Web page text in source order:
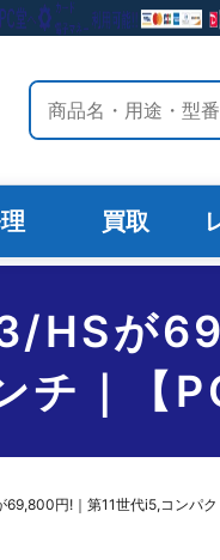
サイト内検索
買取
HSが
チ｜【
円!｜第11世代i5,コンパク